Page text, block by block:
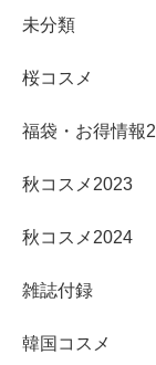
未分類
桜コスメ
福袋・お得情報
秋コスメ2023
秋コスメ2024
雑誌付録
韓国コスメ